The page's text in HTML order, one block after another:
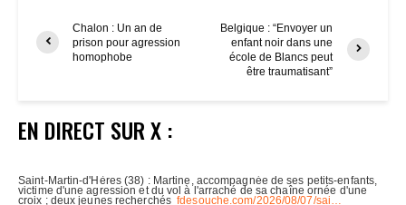
Chalon : Un an de
prison pour agression
homophobe
Belgique : “Envoyer un
enfant noir dans une
école de Blancs peut
être traumatisant”
EN DIRECT SUR X :